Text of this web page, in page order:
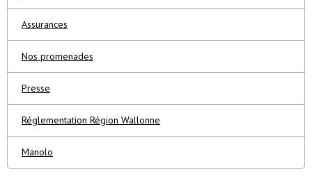
Assurances
Nos promenades
Presse
Réglementation Région Wallonne
Manolo